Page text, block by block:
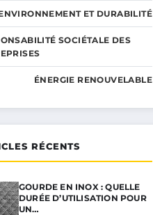
ET DURABILITÉ
SOCIÉTALE DES
ÉNERGIE RENOUVELABLE
RÉCENTS
GOURDE EN INOX : QUELLE
DURÉE D’UTILISATION POUR
UN…